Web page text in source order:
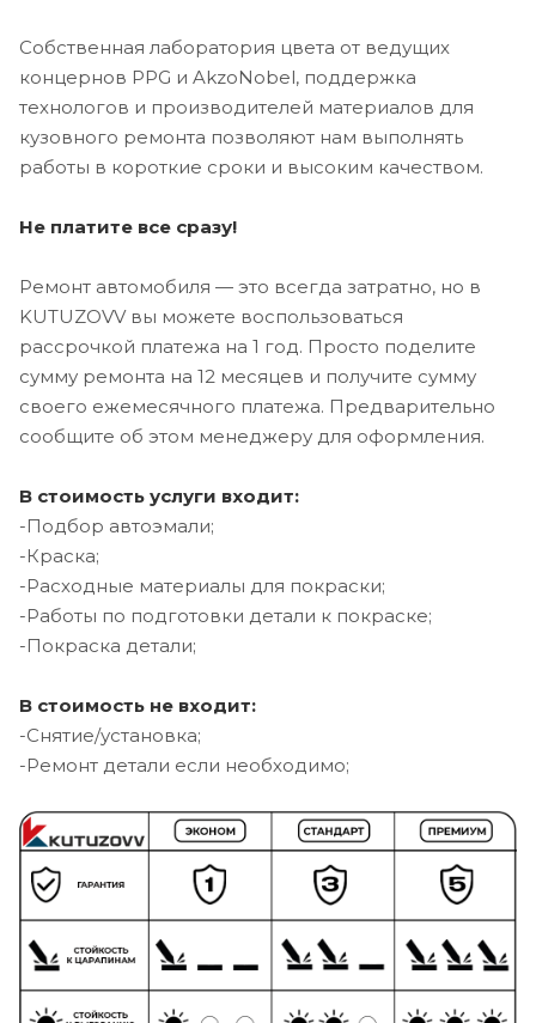
Собственная лаборатория цвета от ведущих
концернов PPG и AkzoNobel, поддержка
технологов и производителей материалов для
кузовного ремонта позволяют нам выполнять
работы в короткие сроки и высоким качеством.
Не платите все сразу!
Ремонт автомобиля — это всегда затратно, но в
KUTUZOVV вы можете воспользоваться
рассрочкой платежа на 1 год. Просто поделите
сумму ремонта на 12 месяцев и получите сумму
своего ежемесячного платежа. Предварительно
сообщите об этом менеджеру для оформления.
В стоимость услуги входит:
-Подбор автоэмали;
-Краска;
-Расходные материалы для покраски;
-Работы по подготовки детали к покраске;
-Покраска детали;
В стоимость не входит:
-Снятие/установка;
-Ремонт детали если необходимо;